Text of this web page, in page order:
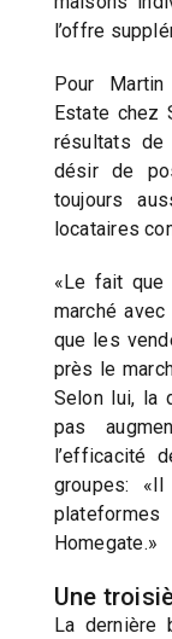
l’offre
Pour
Estate chez
résultats de
désir de
toujours
locataires
«Le fait que
marché
que les
près le
Selon lui, la
pas
l’efficacité
groupes:
Homegate.»
Une
La dernière